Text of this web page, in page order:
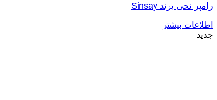
رامپر نخی برند Sinsay
اطلاعات بیشتر
جدید